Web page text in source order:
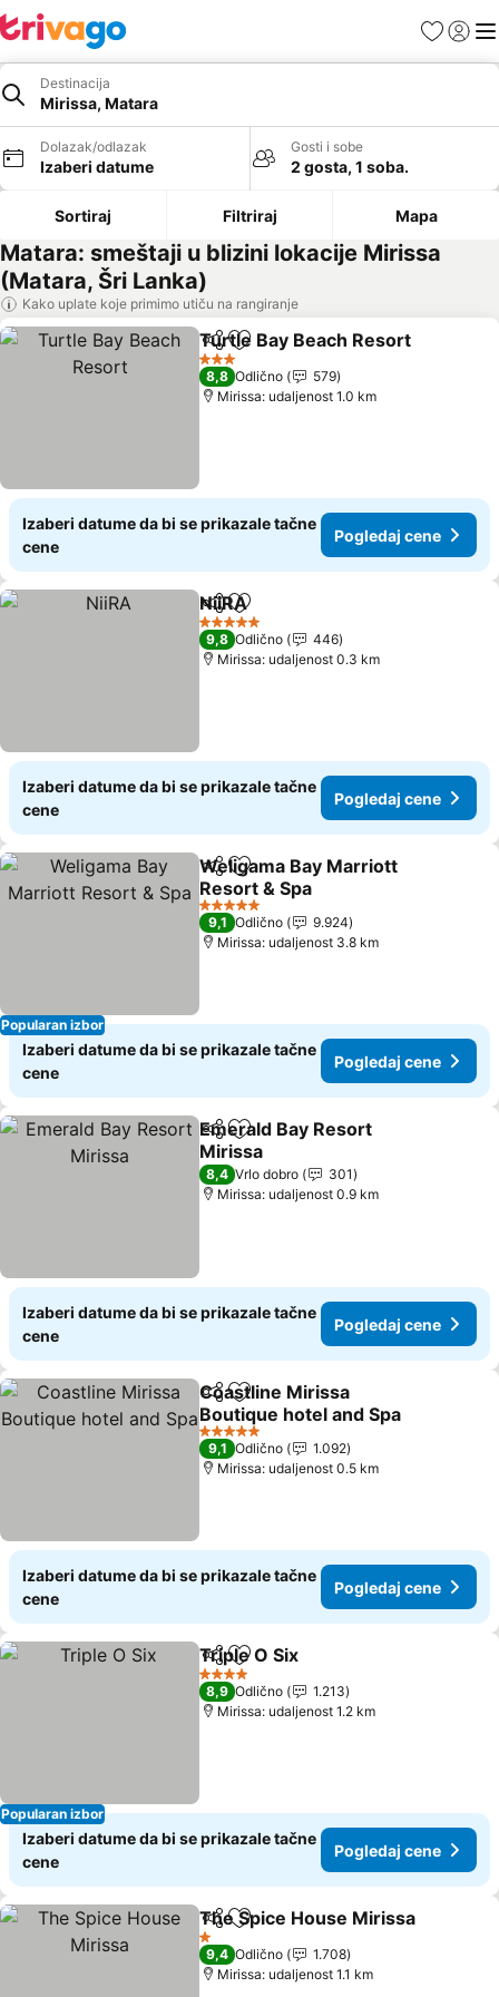
FavoritiPrijavi
Destinacija
Mirissa, Matara
Dolazak/odlazak
Izaberi datume
Gosti i sobe
2 gosta, 1 soba.
Sortiraj Filtriraj Mapa
Matara: smeštaji u blizini lokacije Mirissa
(Matara, Šri Lanka)
Kako uplate koje primimo utiču na rangiranje
Deli Dodati u favorite
Turtle Bay Beach Resort
3 Zvezdice
8,8 Odlično
579
Mirissa: udaljenost 1.0 km
Izaberi datume da bi se prikazale tačne
cene
Pogledaj cene
Deli Dodati u favorite
NiiRA
5 Zvezdice
9,8 Odlično
446
Mirissa: udaljenost 0.3 km
Izaberi datume da bi se prikazale tačne
cene
Pogledaj cene
Popularan izbor
Deli Dodati u favorite
Weligama Bay Marriott
Resort & Spa
5 Zvezdice
9,1 Odlično
9.924
Mirissa: udaljenost 3.8 km
Izaberi datume da bi se prikazale tačne
cene
Pogledaj cene
Deli Dodati u favorite
Emerald Bay Resort
Mirissa
8,4 Vrlo dobro
301
Mirissa: udaljenost 0.9 km
Izaberi datume da bi se prikazale tačne
cene
Pogledaj cene
Deli Dodati u favorite
Coastline Mirissa
Boutique hotel and Spa
5 Zvezdice
9,1 Odlično
1.092
Mirissa: udaljenost 0.5 km
Izaberi datume da bi se prikazale tačne
cene
Pogledaj cene
Popularan izbor
Deli Dodati u favorite
Triple O Six
4 Zvezdice
8,9 Odlično
1.213
Mirissa: udaljenost 1.2 km
Izaberi datume da bi se prikazale tačne
cene
Pogledaj cene
Deli Dodati u favorite
The Spice House Mirissa
1 Zvezdice
9,4 Odlično
1.708
Mirissa: udaljenost 1.1 km